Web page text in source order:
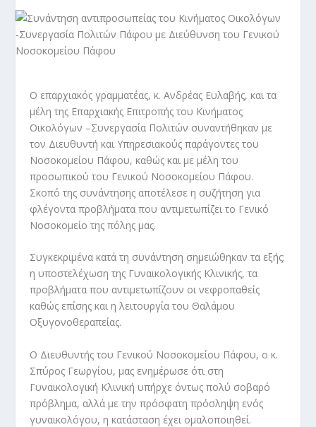
Ο επαρχιακός γραμματέας, κ. Ανδρέας Ευλαβής, και τα
μέλη της Επαρχιακής Επιτροπής του Κινήματος
Οικολόγων –Συνεργασία Πολιτών συναντήθηκαν με
τον Διευθυντή και Υπηρεσιακούς παράγοντες του
Νοσοκομείου Πάφου, καθώς και με μέλη του
προσωπικού του Γενικού Νοσοκομείου Πάφου.
Σκοπό της συνάντησης αποτέλεσε η συζήτηση για
φλέγοντα προβλήματα που αντιμετωπίζει το Γενικό
Νοσοκομείο της πόλης μας.
Συγκεκριμένα κατά τη συνάντηση σημειώθηκαν τα εξής:
η υποστελέχωση της Γυναικολογικής Κλινικής, τα
προβλήματα που αντιμετωπίζουν οι νεφροπαθείς
καθώς επίσης και η λειτουργία του Θαλάμου
Οξυγονοθεραπείας.
Ο Διευθυντής του Γενικού Νοσοκομείου Πάφου, ο κ.
Σπύρος Γεωργίου, μας ενημέρωσε ότι στη
Γυναικολογική Κλινική υπήρχε όντως πολύ σοβαρό
πρόβλημα, αλλά με την πρόσφατη πρόσληψη ενός
γυναικολόγου, η κατάσταση έχει ομαλοποιηθεί.